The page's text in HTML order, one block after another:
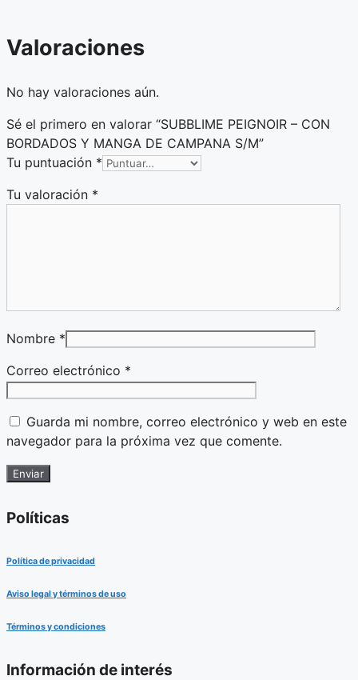
Valoraciones
No hay valoraciones aún.
Sé el primero en valorar “SUBBLIME PEIGNOIR – CON
BORDADOS Y MANGA DE CAMPANA S/M”
Tu puntuación *
Tu valoración *
Nombre *
Correo electrónico *
Guarda mi nombre, correo electrónico y web en este
navegador para la próxima vez que comente.
Políticas
Política de privacidad
Aviso legal y términos de uso
Términos y condiciones
Información de interés